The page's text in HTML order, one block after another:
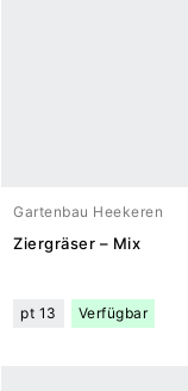
Gartenbau Heekeren
Ziergräser – Mix
pt 13 Verfügbar